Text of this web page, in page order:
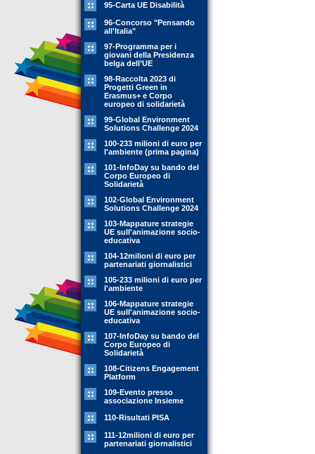
95-Carta UE Disabilità
96-Concorso "Pensando
all'Italia"
97-Programma per i
giovani della Presidenza
belga dell’UE
98-Raccolta 2023 di
Progetti Green in
Erasmus+ e Corpo
europeo di solidarietà
99-Global Environment
Solutions Challenge 2024
100-233 milioni di euro per
l'ambiente (prima pagina)
101-InfoDay su bando del
Corpo Europeo di
Solidarietà
102-Global Environment
Solutions Challenge 2024
103-Mappature strategie
UE sull'animazione socio-
educativa
104-12milioni di euro per
partenariati giornalistici
105-233 milioni di euro per
l'ambiente
106-Mappature strategie
UE sull'animazione socio-
educativa
107-InfoDay su bando del
Corpo Europeo di
Solidarietà
108-Citizens Engagement
Platform
109-Evento presso
associazione Insieme
110-Risultati PISA
111-12milioni di euro per
partenariati giornalistici